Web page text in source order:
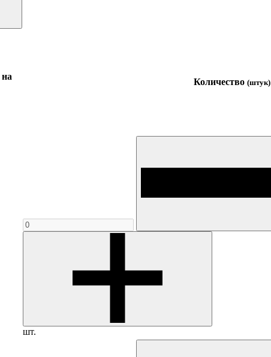
на
Количество (штук)
шт.